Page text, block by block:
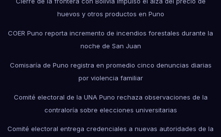
huevos y otros productos en Puno
COER Puno reporta incremento de incendios forestales durante la
noche de San Juan
Comisaría de Puno registra en promedio cinco denuncias diarias
por violencia familiar
Comité electoral de la UNA Puno rechaza observaciones de la
contraloría sobre elecciones universitarias
Comité electoral entrega credenciales a nuevas autoridades de la